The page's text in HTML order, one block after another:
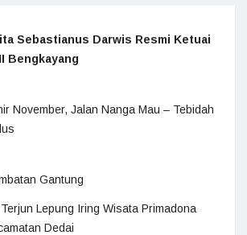
Sebastianus Darwis Resmi Ketuai
Bengkayang
November, Jalan Nanga Mau – Tebidah
Gantung
Lepung Iring Wisata Primadona
Dedai